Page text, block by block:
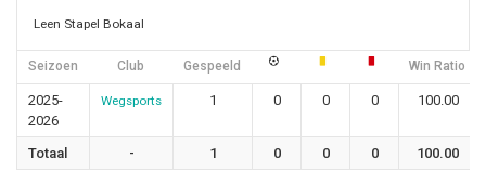
Leen Stapel Bokaal
Seizoen Club Gespeeld Win Ratio
2025-
2026
Wegsports 1 0 0 0 100.00
Totaal - 1 0 0 0 100.00